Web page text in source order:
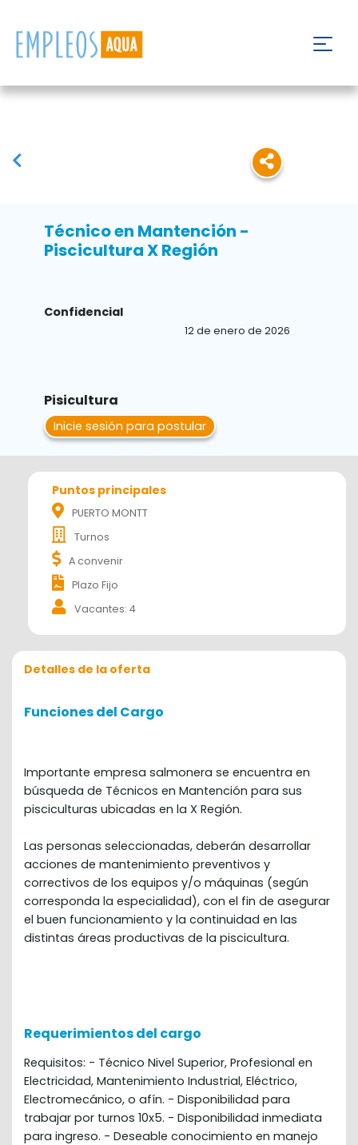
Técnico en Mantención -
Piscicultura X Región
Confidencial
12 de enero de 2026
Pisicultura
Inicie sesión para postular
Puntos principales
PUERTO MONTT
Turnos
A convenir
Plazo Fijo
Vacantes: 4
Detalles de la oferta
Funciones del Cargo
Importante empresa salmonera se encuentra en
búsqueda de Técnicos en Mantención para sus
pisciculturas ubicadas en la X Región.
Las personas seleccionadas, deberán desarrollar
acciones de mantenimiento preventivos y
correctivos de los equipos y/o máquinas (según
corresponda la especialidad), con el fin de asegurar
el buen funcionamiento y la continuidad en las
distintas áreas productivas de la piscicultura.
Requerimientos del cargo
Requisitos: - Técnico Nivel Superior, Profesional en
Electricidad, Mantenimiento Industrial, Eléctrico,
Electromecánico, o afín. - Disponibilidad para
trabajar por turnos 10x5. - Disponibilidad inmediata
para ingreso. - Deseable conocimiento en manejo